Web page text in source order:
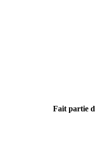
Fait partie